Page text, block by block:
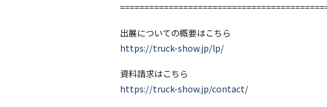
出展についての概要はこちら
https://truck-show.jp/lp/
資料請求はこちら
https://truck-show.jp/contact/